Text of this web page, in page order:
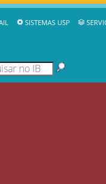
SISTEMAS USP